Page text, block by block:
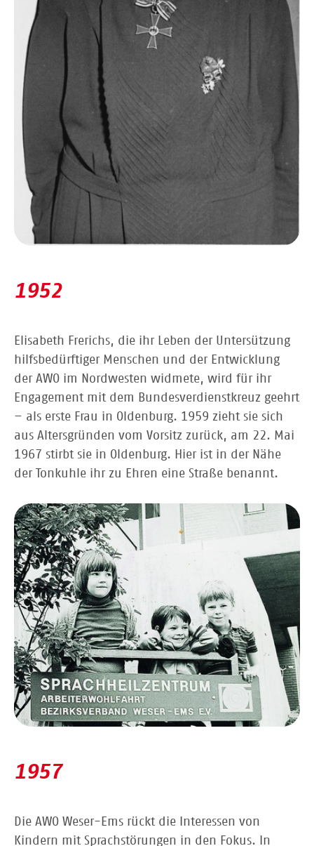
1952
Elisabeth Frerichs, die ihr Leben der Untersützung
hilfsbedürftiger Menschen und der Entwicklung
der AWO im Nordwesten widmete, wird für ihr
Engagement mit dem Bundesverdienstkreuz geehrt
– als erste Frau in Oldenburg. 1959 zieht sie sich
aus Altersgründen vom Vorsitz zurück, am 22. Mai
1967 stirbt sie in Oldenburg. Hier ist in der Nähe
der Tonkuhle ihr zu Ehren eine Straße benannt.
1957
Die AWO Weser-Ems rückt die Interessen von
Kindern mit Sprachstörungen in den Fokus. In